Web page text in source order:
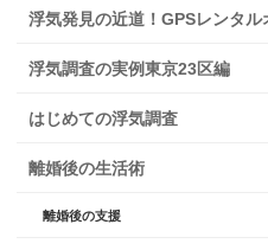
浮気発見の近道！GPSレンタル
浮気調査の実例東京23区編
はじめての浮気調査
離婚後の生活術
離婚後の支援